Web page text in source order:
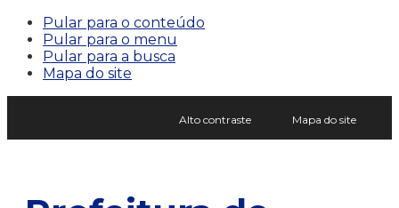
Pular para o conteúdo
Pular para o menu
Pular para a busca
Mapa do site
Alto contraste Mapa do site